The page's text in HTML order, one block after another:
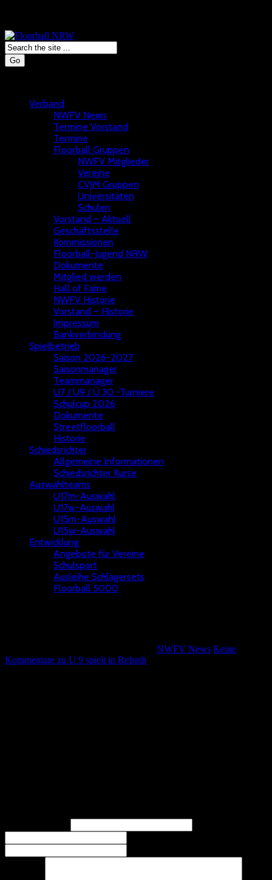
Go
Verband
NWFV News
Termine Vorstand
Termine
Floorball Gruppen
NWFV Mitglieder
Vereine
CVJM Gruppen
Universitäten
Schulen
Vorstand – Aktuell
Geschäftsstelle
Kommissionen
Floorball-Jugend NRW
Dokumente
Mitglied werden
Hall of Fame
NWFV Historie
Vorstand – Historie
Impressum
Bankverbindung
Spielbetrieb
Saison 2026-2027
Saisonmanager
Teammanager
U7 / U9 / Ü 30 -Turniere
Schulcup 2026
Dokumente
Streetfloorball
Historie
Schiedsrichter
Allgemeine Informationen
Schiedsrichter Kurse
Auswahlteams
U17m-Auswahl
U17w-Auswahl
U15m-Auswahl
U15w-Auswahl
Entwicklung
Angebote für Vereine
Schulsport
Ausleihe Schlägersets
Floorball 5000
NWFV News Keine
Kommentare zu U 9 spielt in Refrath